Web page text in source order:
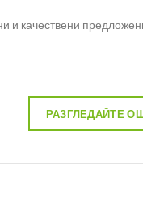
и качествени
РАЗГЛЕДАЙТЕ